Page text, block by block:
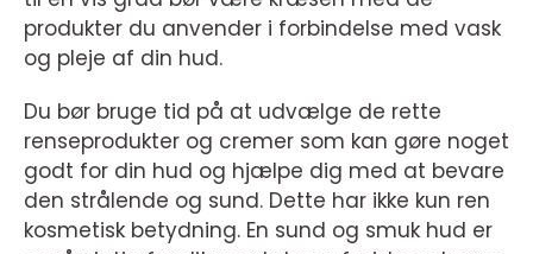
produkter du anvender i forbindelse med vask
og pleje af din hud.
Du bør bruge tid på at udvælge de rette
renseprodukter og cremer som kan gøre noget
godt for din hud og hjælpe dig med at bevare
den strålende og sund. Dette har ikke kun ren
kosmetisk betydning. En sund og smuk hud er